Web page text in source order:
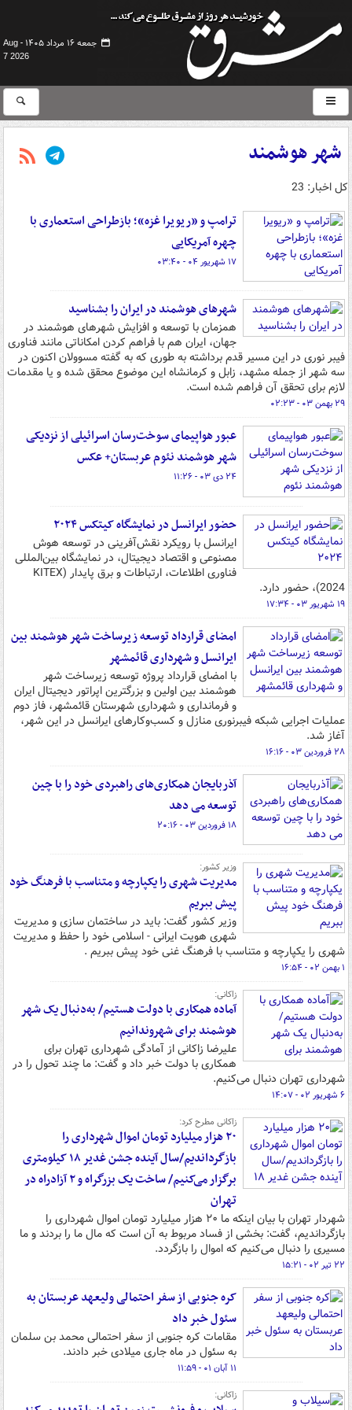
جمعه ۱۶ مرداد ۱۴۰۵ -
Aug
7 2026
شهر هوشمند
کل اخبار: 23
ترامپ و «ریویرا غزه»؛ بازطراحی استعماری با
چهره آمریکایی
۱۷ شهریور ۰۴ - ۰۳:۴۰
شهرهای هوشمند در ایران را بشناسید
همزمان با توسعه و افزایش شهرهای هوشمند در
جهان، ایران هم با فراهم کردن امکاناتی مانند فناوری
فیبر نوری در این مسیر قدم برداشته به طوری که به گفته مسوولان اکنون در
سه شهر از جمله مشهد، زابل و کرمانشاه این موضوع محقق شده و یا مقدمات
لازم برای تحقق آن فراهم شده است.
۲۹ بهمن ۰۳ - ۰۲:۲۳
عبور هواپیمای سوخت‌رسان اسرائیلی از نزدیکی
شهر هوشمند نئوم عربستان+ عکس
۲۴ دی ۰۳ - ۱۱:۲۶
حضور ایرانسل در نمایشگاه کیتکس ۲۰۲۴
ایرانسل با رویکرد نقش‌آفرینی در توسعه هوش
مصنوعی و اقتصاد دیجیتال، در نمایشگاه بین‌المللی
فناوری اطلاعات،‌ ارتباطات و برق پایدار (KITEX
2024)، حضور دارد.
۱۹ شهریور ۰۳ - ۱۷:۳۴
امضای قرارداد توسعه زیرساخت شهر هوشمند بین
ایرانسل و شهرداری قائمشهر
با امضای قرارداد پروژه توسعه زیرساخت شهر
هوشمند بین اولین و بزرگترین اپراتور دیجیتال ایران
و فرمانداری و شهرداری شهرستان قائمشهر، فاز دوم
عملیات اجرایی شبکه فیبرنوری منازل و کسب‌وکارهای ایرانسل در این شهر،
آغاز شد.
۲۸ فروردین ۰۳ - ۱۶:۱۶
آذربایجان همکاری‌های راهبردی خود را با چین
توسعه می دهد
۱۸ فروردین ۰۳ - ۲۰:۱۶
وزیر کشور:
مدیریت شهری را یکپارچه و متناسب با فرهنگ خود
پیش ببریم
وزیر کشور گفت: باید در ساختمان سازی و مدیریت
شهری هویت ایرانی - اسلامی خود را حفظ و مدیریت
شهری را یکپارچه و متناسب با فرهنگ غنی خود پیش ببریم .
۱ بهمن ۰۲ - ۱۶:۵۴
زاکانی:
آماده همکاری با دولت هستیم/ به‌دنبال یک شهر
هوشمند برای شهروندانیم
علیرضا زاکانی از آمادگی شهرداری تهران برای
همکاری با دولت خبر داد و گفت:‌ ما چند تحول را در
شهرداری تهران دنبال می‌کنیم.
۶ شهریور ۰۲ - ۱۴:۰۷
زاکانی مطرح کرد:
۲۰ هزار میلیارد تومان اموال شهرداری را
بازگرداندیم/سال آینده جشن غدیر ۱۸ کیلومتری
برگزار می‌کنیم/ ساخت یک بزرگراه و ۲ آزادراه در
تهران
شهردار تهران با بیان اینکه ما ۲۰ هزار میلیارد تومان اموال شهرداری را
بازگرداندیم، گفت: بخشی از فساد مربوط به آن است که مال ما را بردند و ما
مسیری را دنبال می‌کنیم که اموال را بازگردد.
۲۲ تیر ۰۲ - ۱۵:۲۱
کره جنوبی از سفر احتمالی ولیعهد عربستان به
سئول خبر داد
مقامات کره جنوبی از سفر احتمالی محمد بن سلمان
به سئول در ماه جاری میلادی خبر دادند.
۱۱ آبان ۰۱ - ۱۱:۵۹
زاکانی: